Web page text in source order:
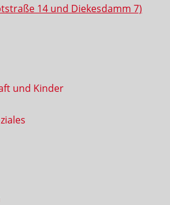
14 und Diekesdamm 7)
und Kinder